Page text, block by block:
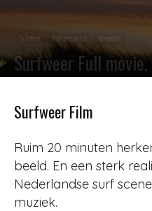
Surfen Nederland Video's
Surfweer Full
Surfweer Film
Ruim 20 minuten
beeld. En een sterk
Nederlandse surf
muziek.